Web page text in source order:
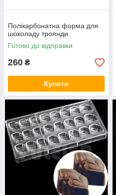
Полікарбонатна форма для
шоколаду троянди
Готово до відправки
260 ₴
Купити